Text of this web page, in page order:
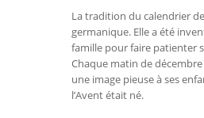
La tradition du calendrier
germanique. Elle a été
famille pour faire patienter
Chaque matin de
une image pieuse à ses
l’Avent était né.